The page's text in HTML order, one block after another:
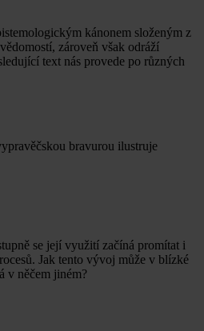
kánonem složeným z
zároveň však odráží
text nás provede po různých
bravurou ilustruje
se její využití začíná promítat i
Jak tento vývoj může v blízké
v něčem jiném?